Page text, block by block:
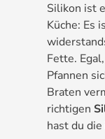
Silikon ist
Küche: Es
Fette.
Pfannen
Braten
richtigen
hast du